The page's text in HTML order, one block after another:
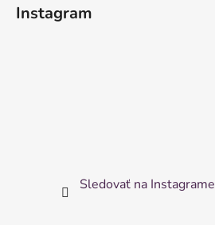
Instagram
Sledovať na Instagrame